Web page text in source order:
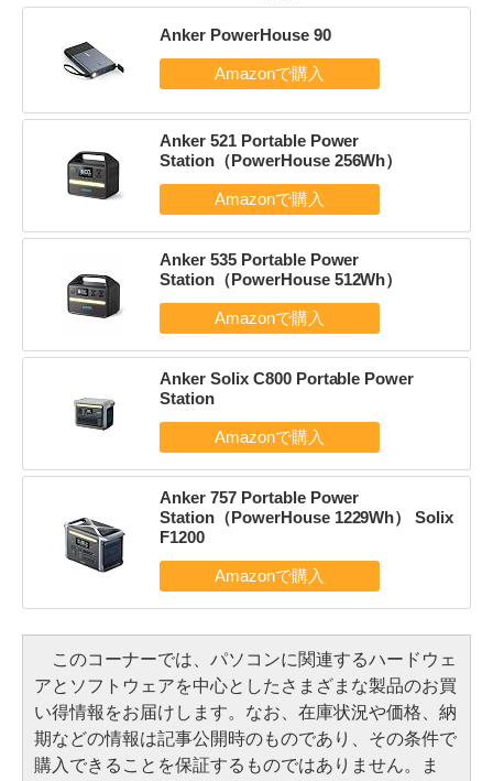
Anker PowerHouse 90
Anker 521 Portable Power
Station（PowerHouse 256Wh）
Anker 535 Portable Power
Station（PowerHouse 512Wh）
Anker Solix C800 Portable Power
Station
Anker 757 Portable Power
Station（PowerHouse 1229Wh） Solix
F1200
このコーナーでは、パソコンに関連するハードウェ
アとソフトウェアを中心としたさまざまな製品のお買
い得情報をお届けします。なお、在庫状況や価格、納
期などの情報は記事公開時のものであり、その条件で
購入できることを保証するものではありません。ま